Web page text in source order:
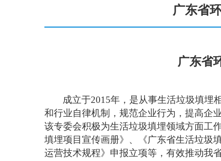
广东省
广东省
成立于2015年，是从事生活垃圾填埋
和行业自律机制，规范企业行为，提高企
该专委会积极为生活垃圾填埋领域方面工
填埋项目宣传画册》、《广东省生活垃圾
运营技术规程》申报立项等，有效推动我